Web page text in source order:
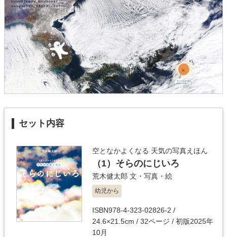
セット内容
空となかよくなる 天気の写真えほん
（1） そらのにじいろ
荒木健太郎 文・写真・絵
幼児から
ISBN978-4-323-02826-2 /
24.6×21.5cm / 32ページ / 初版2025年
10月